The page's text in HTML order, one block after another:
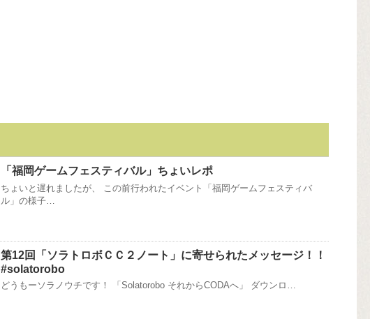
「福岡ゲームフェスティバル」ちょいレポ
ちょいと遅れましたが、 この前行われたイベント「福岡ゲームフェスティバ
ル」の様子…
第12回「ソラトロボＣＣ２ノート」に寄せられたメッセージ！！
#solatorobo
どうもーソラノウチです！ 「Solatorobo それからCODAへ」 ダウンロ…